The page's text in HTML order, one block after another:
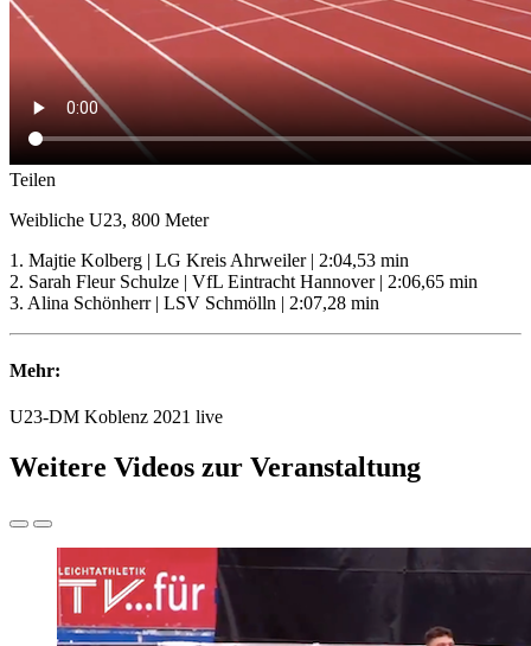
Teilen
Weibliche U23, 800 Meter
1. Majtie Kolberg | LG Kreis Ahrweiler | 2:04,53 min
2. Sarah Fleur Schulze | VfL Eintracht Hannover | 2:06,65 min
3. Alina Schönherr | LSV Schmölln | 2:07,28 min
Mehr:
U23-DM Koblenz 2021 live
Weitere Videos zur Veranstaltung